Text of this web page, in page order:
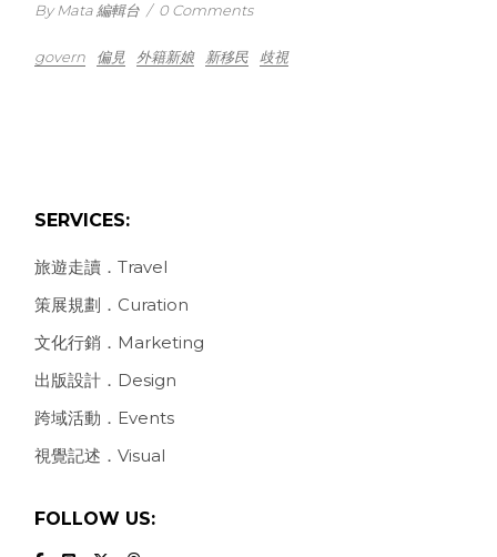
By Mata 編輯台 / 0 Comments
govern 偏見 外籍新娘 新移民 歧視
SERVICES:
旅遊走讀．Travel
策展規劃．Curation
文化行銷．Marketing
出版設計．Design
跨域活動．Events
視覺記述．Visual
FOLLOW US: